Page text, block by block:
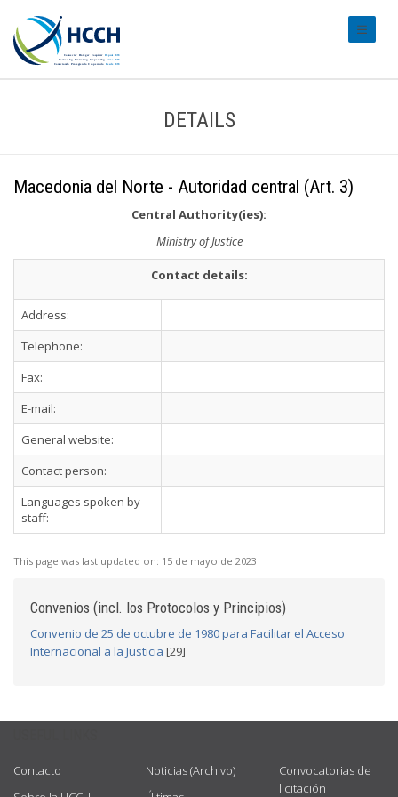
DETAILS
Macedonia del Norte - Autoridad central (Art. 3)
Central Authority(ies):
Ministry of Justice
Contact details:
Address:
Telephone:
Fax:
E-mail:
General website:
Contact person:
Languages spoken by
staff:
This page was last updated on: 15 de mayo de 2023
Convenios (incl. los Protocolos y Principios)
Convenio de 25 de octubre de 1980 para Facilitar el Acceso
Internacional a la Justicia [29]
Contacto
Noticias (Archivo)
Convocatorias de
licitación